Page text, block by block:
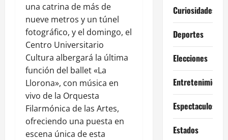
una catrina de más de
nueve metros y un túnel
fotográfico, y el domingo, el
Centro Universitario
Cultura albergará la última
función del ballet «La
Llorona», con música en
vivo de la Orquesta
Filarmónica de las Artes,
ofreciendo una puesta en
escena única de esta
Curiosidades
Deportes
Elecciones
Entretenimiento
Espectaculos
Estados